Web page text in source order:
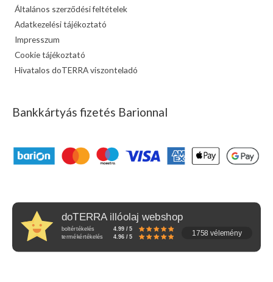
Általános szerződési feltételek
Adatkezelési tájékoztató
Impresszum
Cookie tájékoztató
Hivatalos doTERRA viszonteladó
Bankkártyás fizetés Barionnal
doTERRA illóolaj webshop
boltértékelés
4.99 / 5
termékértékelés
4.96 / 5 1758 vélemény